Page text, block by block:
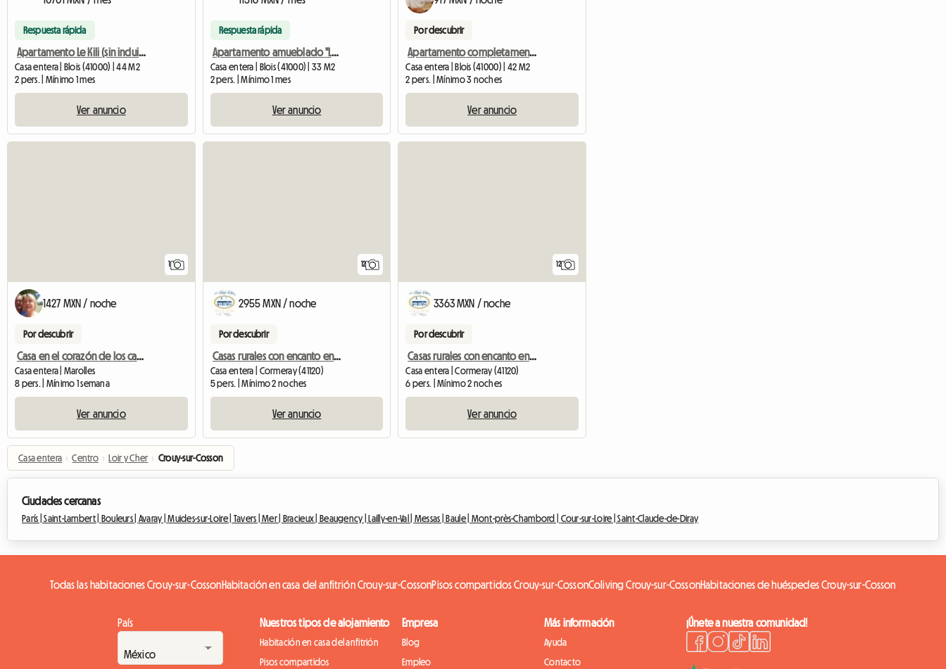
Respuesta rápida
Apartamento Le Kili (sin incluir agua ni electricidad) en el hipercentro de Blois
Casa entera | Blois (41000) | 44 M2
2 pers. | Mínimo 1 mes
Ver anuncio
Respuesta rápida
Apartamento amueblado "Le Papin" en el centro de la ciudad de Blois
Casa entera | Blois (41000) | 33 M2
2 pers. | Mínimo 1 mes
Ver anuncio
Por descubrir
Apartamento completamente amueblado en el corazón del centro de Blois, 41 m2
Casa entera | Blois (41000) | 42 M2
2 pers. | Mínimo 3 noches
Ver anuncio
1
1427 MXN / noche
Por descubrir
Casa en el corazón de los castillos
Casa entera | Marolles
8 pers. | Mínimo 1 semana
Ver anuncio
12
2955 MXN / noche
Por descubrir
Casas rurales con encanto en alquiler
Casa entera | Cormeray (41120)
5 pers. | Mínimo 2 noches
Ver anuncio
12
3363 MXN / noche
Por descubrir
Casas rurales con encanto en alquiler
Casa entera | Cormeray (41120)
6 pers. | Mínimo 2 noches
Ver anuncio
Casa entera › Centro › Loir y Cher › Crouy-sur-Cosson
Ciudades cercanas
París |Saint-Lambert | Bouleurs | Avaray |Muides-sur-Loire | Tavers |Mer | Bracieux | Beaugency | Lailly-en-Val | Messas | Baule | Mont-près-Chambord | Cour-sur-Loire |Saint-Claude-de-Diray
Todas las habitaciones Crouy-sur-CossonHabitación en casa del anfitrión Crouy-sur-CossonPisos compartidos Crouy-sur-CossonColiving Crouy-sur-CossonHabitaciones de huéspedes Crouy-sur-Cosson
País Nuestros tipos de alojamiento
Habitación en casa del anfitrión
Pisos compartidos
Empresa
Blog
Empleo
Más información
Ayuda
Contacto
¡Únete a nuestra comunidad!